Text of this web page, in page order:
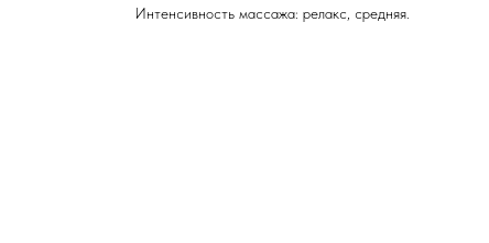
Интенсивность массажа: релакс, средняя.